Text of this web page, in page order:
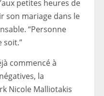
petites heures de
son mariage dans le
“Personne
soit.”
commencé à
la
Nicole Malliotakis